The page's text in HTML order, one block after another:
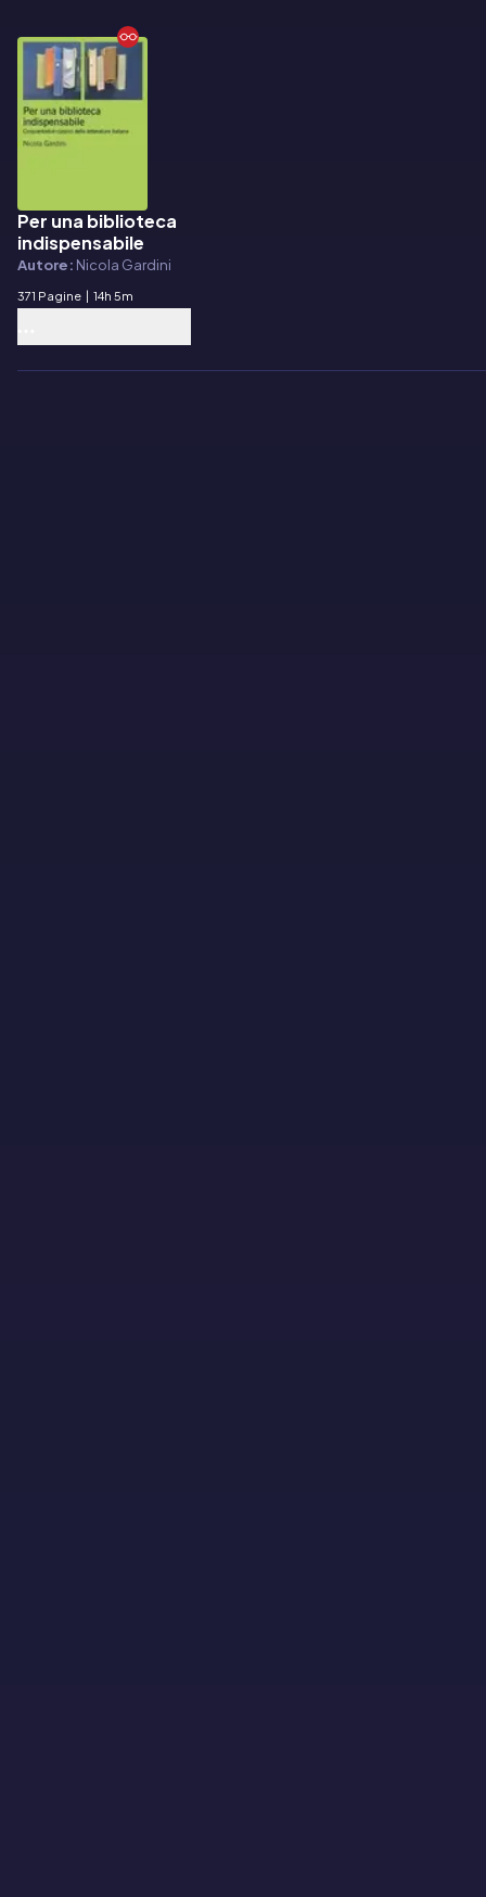
E-book
Per una biblioteca
indispensabile
Autore: Nicola Gardini
371 Pagine | 14h 5m